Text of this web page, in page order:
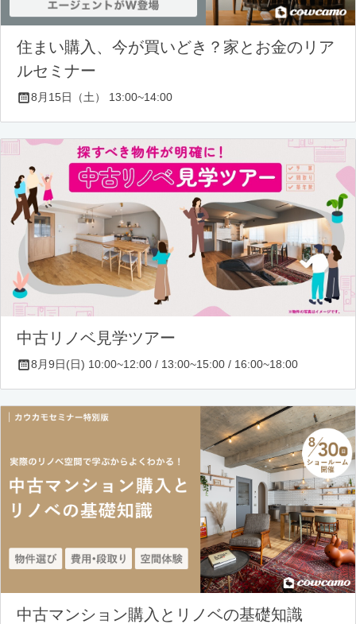
住まい購入、今が買いどき？家とお金のリア
ルセミナー
8月15日（土） 13:00~14:00
中古リノベ見学ツアー
8月9日(日) 10:00~12:00 / 13:00~15:00 / 16:00~18:00
中古マンション購入とリノベの基礎知識